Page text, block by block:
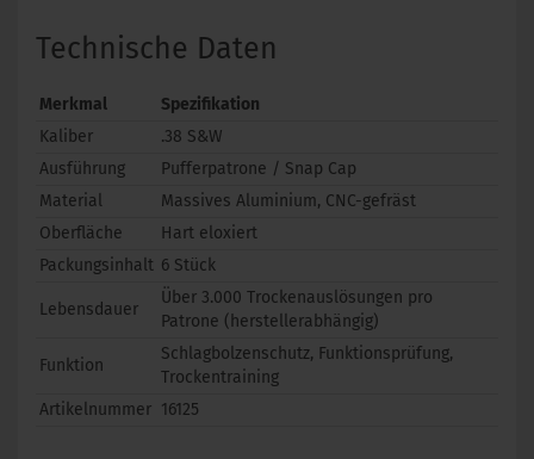
Technische Daten
Merkmal
Spezifikation
Kaliber
.38 S&W
Ausführung
Pufferpatrone / Snap Cap
Material
Massives Aluminium, CNC-gefräst
Oberfläche
Hart eloxiert
Packungsinhalt 6 Stück
Lebensdauer
Über 3.000 Trockenauslösungen pro
Patrone (herstellerabhängig)
Funktion
Schlagbolzenschutz, Funktionsprüfung,
Trockentraining
Artikelnummer 16125